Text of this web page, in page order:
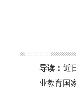
导读： 近
业教育国